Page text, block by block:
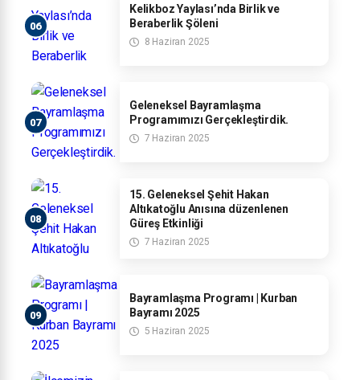
Kelikboz Yaylası’nda Birlik ve
Beraberlik Şöleni
8 Haziran 2025
Geleneksel Bayramlaşma
Programımızı Gerçekleştirdik.
7 Haziran 2025
15. Geleneksel Şehit Hakan
Altıkatoğlu Anısına düzenlenen
Güreş Etkinliği
7 Haziran 2025
Bayramlaşma Programı | Kurban
Bayramı 2025
5 Haziran 2025